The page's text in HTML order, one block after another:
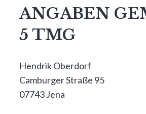
ANGABEN
5 TMG
Hendrik Oberdorf
Camburger Straße 95
07743 Jena